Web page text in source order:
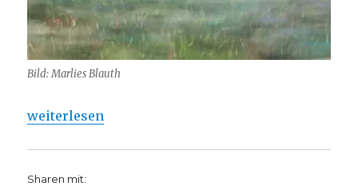
Bild: Marlies Blauth
„Trauer, illustrierte Gedichtauswahl für
weiterlesen
Sharen mit: